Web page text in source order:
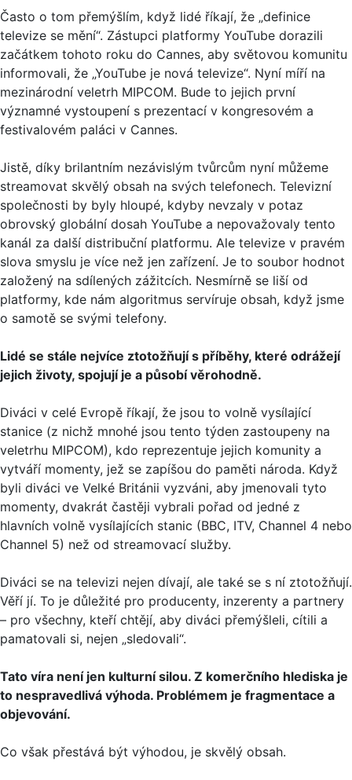
Často o tom přemýšlím, když lidé říkají, že „definice
televize se mění“. Zástupci platformy YouTube dorazili
začátkem tohoto roku do Cannes, aby světovou komunitu
informovali, že „YouTube je nová televize“. Nyní míří na
mezinárodní veletrh MIPCOM. Bude to jejich první
významné vystoupení s prezentací v kongresovém a
festivalovém paláci v Cannes.
Jistě, díky brilantním nezávislým tvůrcům nyní můžeme
streamovat skvělý obsah na svých telefonech. Televizní
společnosti by byly hloupé, kdyby nevzaly v potaz
obrovský globální dosah YouTube a nepovažovaly tento
kanál za další distribuční platformu. Ale televize v pravém
slova smyslu je více než jen zařízení. Je to soubor hodnot
založený na sdílených zážitcích. Nesmírně se liší od
platformy, kde nám algoritmus servíruje obsah, když jsme
o samotě se svými telefony.
Lidé se stále nejvíce ztotožňují s příběhy, které odrážejí
jejich životy, spojují je a působí věrohodně.
Diváci v celé Evropě říkají, že jsou to volně vysílající
stanice (z nichž mnohé jsou tento týden zastoupeny na
veletrhu MIPCOM), kdo reprezentuje jejich komunity a
vytváří momenty, jež se zapíšou do paměti národa. Když
byli diváci ve Velké Británii vyzváni, aby jmenovali tyto
momenty, dvakrát častěji vybrali pořad od jedné z
hlavních volně vysílajících stanic (BBC, ITV, Channel 4 nebo
Channel 5) než od streamovací služby.
Diváci se na televizi nejen dívají, ale také se s ní ztotožňují.
Věří jí. To je důležité pro producenty, inzerenty a partnery
– pro všechny, kteří chtějí, aby diváci přemýšleli, cítili a
pamatovali si, nejen „sledovali“.
Tato víra není jen kulturní silou. Z komerčního hlediska je
to nespravedlivá výhoda. Problémem je fragmentace a
objevování.
Co však přestává být výhodou, je skvělý obsah.